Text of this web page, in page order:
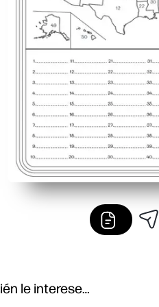
le interese…